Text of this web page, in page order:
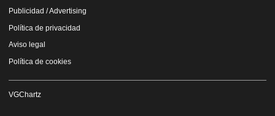
Publicidad / Advertising
Política de privacidad
Aviso legal
Política de cookies
VGChartz